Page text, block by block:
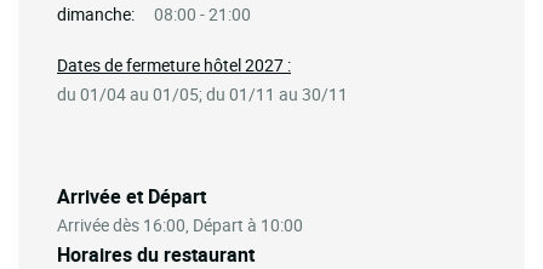
dimanche:
08:00 - 21:00
Arrivée et Départ
Arrivée dès 16:00, Départ à 10:00
Horaires du restaurant
Dates de fermeture hôtel 2027 :
du 01/04 au 01/05; du 01/11 au 30/11